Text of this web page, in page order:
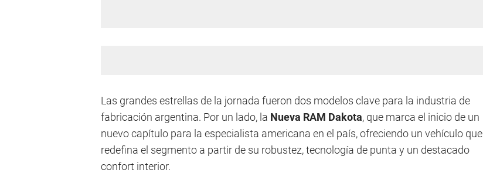
Las grandes estrellas de la jornada fueron dos modelos clave para la industria de
fabricación argentina. Por un lado, la Nueva RAM Dakota, que marca el inicio de un
nuevo capítulo para la especialista americana en el país, ofreciendo un vehículo que
redefina el segmento a partir de su robustez, tecnología de punta y un destacado
confort interior.